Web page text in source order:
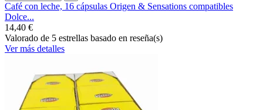
Café con leche, 16 cápsulas Origen & Sensations compatibles
Dolce...
14,40 €
Valorado de 5 estrellas basado en reseña(s)
Ver más detalles